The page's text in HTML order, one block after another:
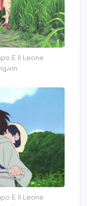
E Il Leone
E Il Leone